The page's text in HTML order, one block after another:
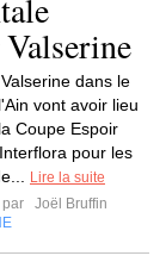
dans le
vont avoir lieu
Coupe Espoir
pour les
Lire la suite
par
Joël Bruffin